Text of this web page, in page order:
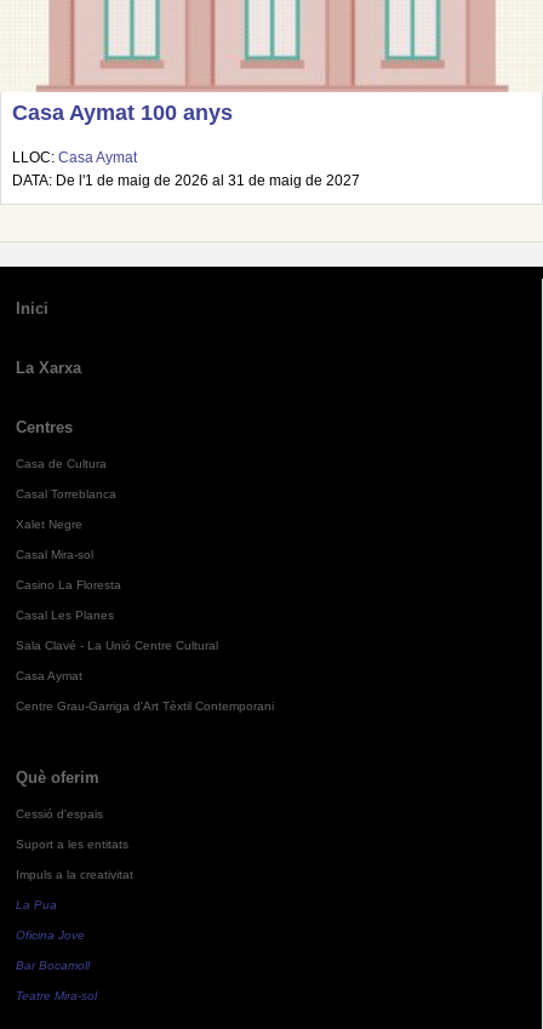
Casa Aymat 100 anys
LLOC: Casa Aymat
DATA: De l'1 de maig de 2026 al 31 de maig de 2027
Inici
La Xarxa
Centres
Casa de Cultura
Casal Torreblanca
Xalet Negre
Casal Mira-sol
Casino La Floresta
Casal Les Planes
Sala Clavé - La Unió Centre Cultural
Casa Aymat
Centre Grau-Garriga d'Art Tèxtil Contemporani
Què oferim
Cessió d'espais
Suport a les entitats
Impuls a la creativitat
La Pua
Oficina Jove
Bar Bocamoll
Teatre Mira-sol